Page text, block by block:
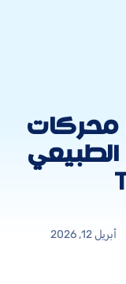
محركات
الطبيعي
أبريل 12, 2026